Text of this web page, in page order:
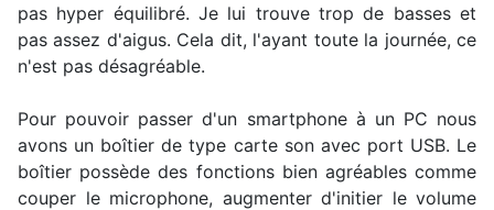
pas hyper équilibré. Je lui trouve trop de basses et
pas assez d'aigus. Cela dit, l'ayant toute la journée, ce
n'est pas désagréable.
Pour pouvoir passer d'un smartphone à un PC nous
avons un boîtier de type carte son avec port USB. Le
boîtier possède des fonctions bien agréables comme
couper le microphone, augmenter d'initier le volume